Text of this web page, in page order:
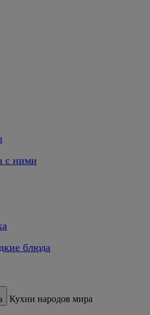
с ними
блюда
Кухни народов мира